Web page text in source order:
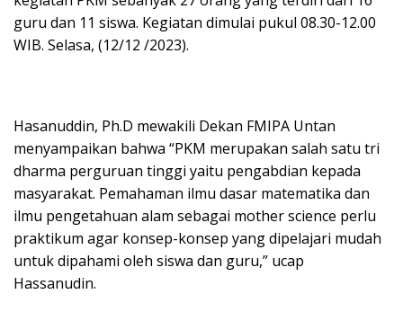
guru dan 11 siswa. Kegiatan dimulai pukul 08.30-12.00
WIB. Selasa, (12/12 /2023).
Hasanuddin, Ph.D mewakili Dekan FMIPA Untan
menyampaikan bahwa “PKM merupakan salah satu tri
dharma perguruan tinggi yaitu pengabdian kepada
masyarakat. Pemahaman ilmu dasar matematika dan
ilmu pengetahuan alam sebagai mother science perlu
praktikum agar konsep-konsep yang dipelajari mudah
untuk dipahami oleh siswa dan guru,” ucap
Hassanudin.